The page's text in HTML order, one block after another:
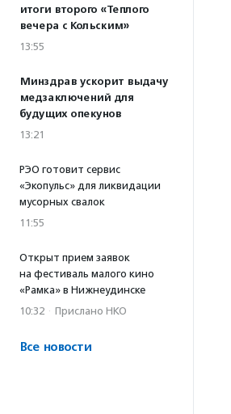
итоги второго «Теплого
вечера с Кольским»
13:55
Минздрав ускорит выдачу
медзаключений для
будущих опекунов
13:21
РЭО готовит сервис
«Экопульс» для ликвидации
мусорных свалок
11:55
Открыт прием заявок
на фестиваль малого кино
«Рамка» в Нижнеудинске
10:32 · Прислано НКО
Все новости